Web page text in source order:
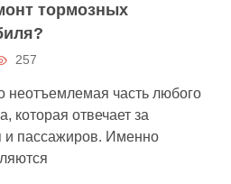
тормозных
257
неотъемлемая часть любого
которая отвечает за
и пассажиров. Именно